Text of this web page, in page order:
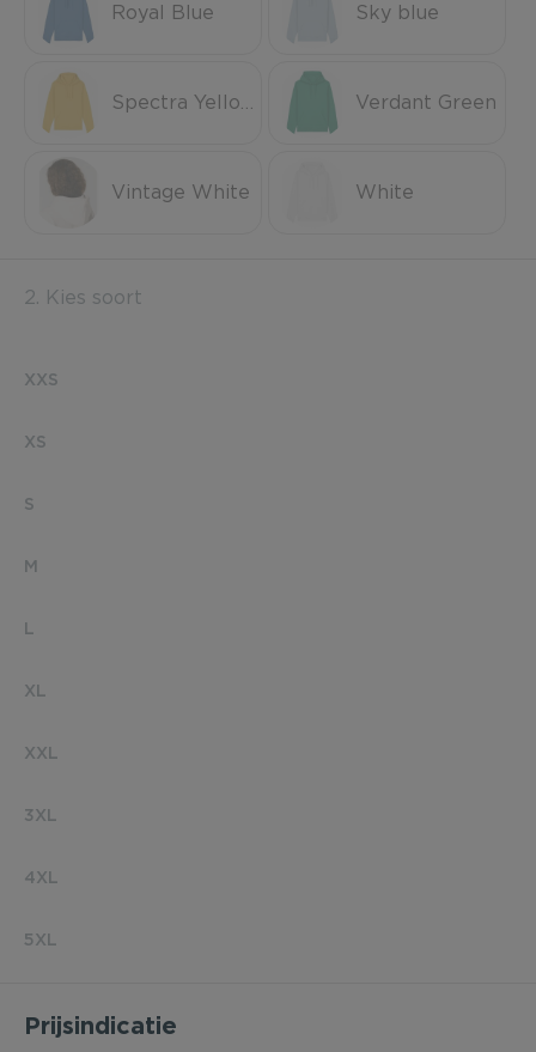
Royal Blue Sky blue
Spectra Yellow Verdant Green
Vintage White White
2. Kies soort
XXS
XS
S
M
L
XL
XXL
3XL
4XL
5XL
Prijsindicatie